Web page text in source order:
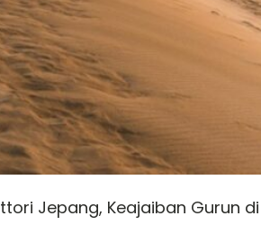
Jepang, Keajaiban Gurun